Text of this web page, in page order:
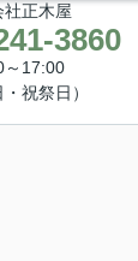
社正木屋
3860
～17:00
・祝祭日）